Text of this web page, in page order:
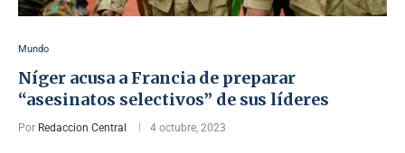
Mundo
Níger acusa a Francia de preparar
“asesinatos selectivos” de sus líderes
Por Redaccion Central 4 octubre, 2023